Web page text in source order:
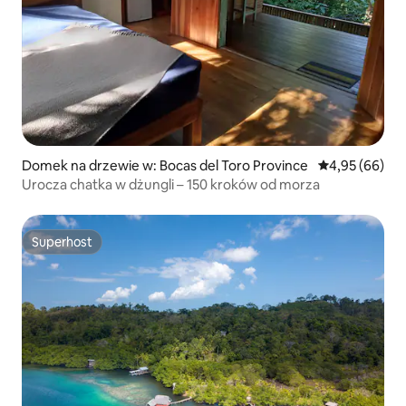
Domek na drzewie w: Bocas del Toro Province Średnia
4,95 (66)
Urocza chatka w dżungli – 150 kroków od morza
Superhost
Superhost